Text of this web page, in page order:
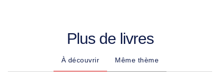
Plus de livres
À découvrir Même thème